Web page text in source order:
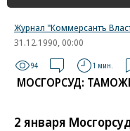
Журнал "Коммерсантъ
31.12.1990, 00:00
94 1 мин.
МОСГОРСУД:
2 января